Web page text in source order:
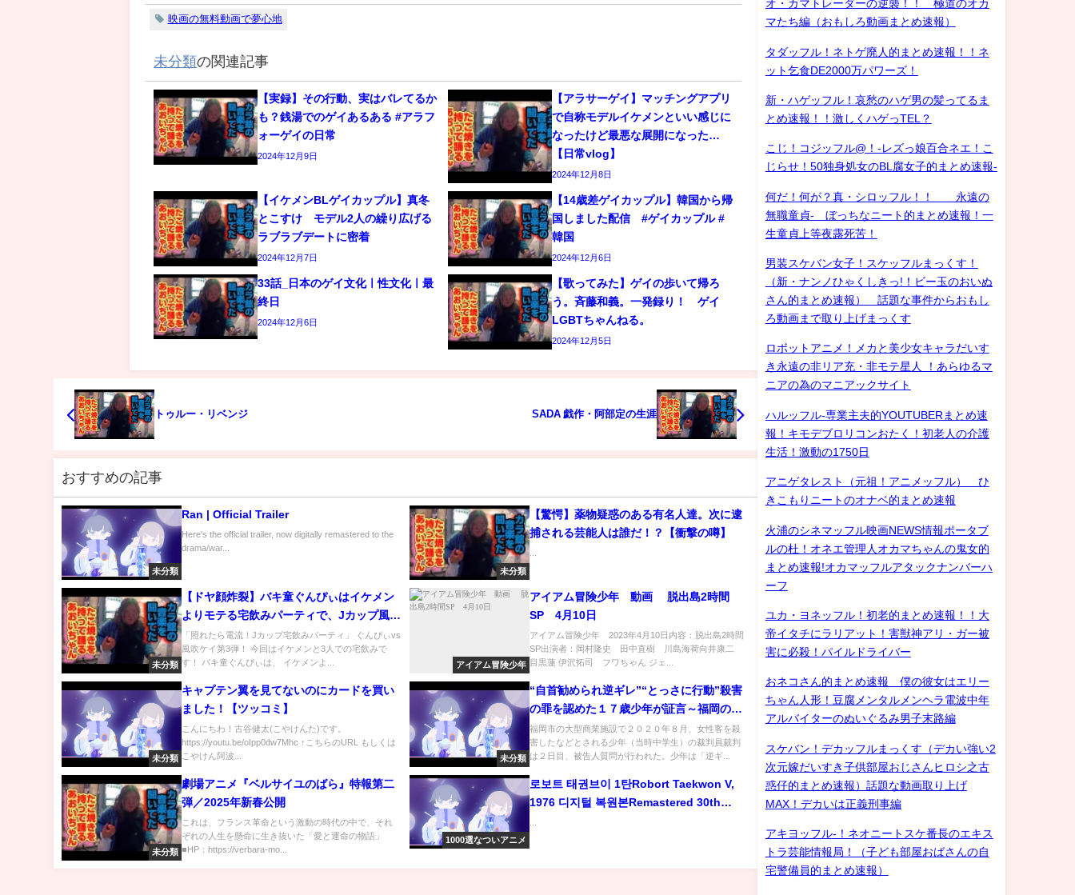
映画の無料動画で夢心地
未分類の関連記事
【実録】その行動、実はバレてるか
も？銭湯でのゲイあるある #アラフ
ォーゲイの日常
2024年12月9日
【アラサーゲイ】マッチングアプリ
で自称モデルイケメンといい感じに
なったけど最悪な展開になった…
【日常vlog】
2024年12月8日
【イケメンBLゲイカップル】真冬
とこすけ モデル2人の繰り広げる
ラブラブデートに密着
2024年12月7日
【14歳差ゲイカップル】韓国から帰
国しました配信 #ゲイカップル #
韓国
2024年12月6日
33話_日本のゲイ文化ㅣ性文化ㅣ最
終日
2024年12月6日
【歌ってみた】ゲイの歩いて帰ろ
う。斉藤和義。一発録り！ ゲイ
LGBTちゃんねる。
2024年12月5日
トゥルー・リベンジ SADA 戯作・阿部定の生涯
おすすめの記事
未分類
Ran | Official Trailer
Here's the official trailer, now digitally remastered to the
drama/war...
未分類
【驚愕】薬物疑惑のある有名人達。次に逮
捕される芸能人は誰だ！？【衝撃の噂】
未分類
【ドヤ顔炸裂】バキ童ぐんぴぃはイケメン
よりモテる宅飲みパーティで、Jカップ風吹
ケイに誘惑されても照れずにいられるか？
「照れたら電流！Jカップ宅飲みパーティ」 ぐんぴぃvs
風吹ケイ第3弾！ 今回はイケメンと3人での宅飲みで
す！ バキ童ぐんぴぃは、 イケメンよ...
アイアム冒険少年
アイアム冒険少年 動画 脱出島2時間
SP 4月10日
アイアム冒険少年 2023年4月10日内容：脱出島2時間
SP出演者：岡村隆史 田中直樹 川島海荷向井康二
目黒蓮 伊沢拓司 フワちゃん ジェ...
未分類
キャプテン翼を見てないのにカードを買い
ました！【ツッコミ】
こんにちわ！古谷健太(こやけんた)です。
https://youtu.be/oIpp0dw7Mhc ↑こちらのURL もしくは
こやけん阿波...
未分類
“自首勧められ逆ギレ”“とっさに行動”殺害
の罪を認めた１７歳少年が証言～福岡の商
業施設で女性客刺殺事件
福岡市の大型商業施設で２０２０年８月、女性客を殺
害したなどとされる少年（当時中学生）の裁判員裁判
は２日目、被告人質問が行われた。少年は「逆ギ...
未分類
劇場アニメ『ベルサイユのばら』特報第二
弾／2025年新春公開
これは、フランス革命という激動の時代の中で、それ
ぞれの人生を懸命に生き抜いた「愛と運命の物語」
■HP：https://verbara-mo...
1000選なついアニメ
로보트 태권브이 1탄Robort Taekwon V,
1976 디지털 복원본Remastered 30th
オ・カマトレーダーの逆襲！！ 極道のオカ
マたち編（おもしろ動画まとめ速報）
タダッフル！ネトゲ廃人的まとめ速報！！ネ
ット乞食DE2000万パワーズ！
新・ハゲッフル！哀愁のハゲ男の髪ってるま
とめ速報！！激しくハゲっTEL？
こじ！コジッフル@！-レズっ娘百合ネエ！こ
じらせ！50独身処女のBL腐女子的まとめ速報-
何だ！何が？真・シロッフル！！ 永遠の
無職童貞- ぼっちなニート的まとめ速報！一
生童貞上等夜露死苦！
男装スケバン女子！スケッフルまっくす！
（新・ナンノひゃくしきっ!！ビー玉のおいぬ
さん的まとめ速報） 話題な事件からおもし
ろ動画まで取り上げまっくす
ロボットアニメ！メカと美少女キャラだいす
き永遠の非リア充・非モテ星人 ！あらゆるマ
ニアの為のマニアックサイト
ハルッフル-専業主夫的YOUTUBERまとめ速
報！キモデブロリコンおたく！初老人の介護
生活！激動の1750日
アニゲタレスト（元祖！アニメッフル） ひ
きこもりニートのオナベ的まとめ速報
火浦のシネマッフル映画NEWS情報ポータブ
ルの杜！オネエ管理人オカマちゃんの鬼女的
まとめ速報!オカマッフルアタックナンバーハ
ーフ
ユカ・ヨネッフル！初老的まとめ速報！！大
帝イタチにラリアット！害獣神アリ・ガー被
害に必殺！パイルドライバー
おネコさん的まとめ速報 僕の彼女はエリー
ちゃん人形！豆腐メンタルメンヘラ電波中年
アルバイターのぬいぐるみ男子末路編
スケバン！デカッフルまっくす（デカい強い2
次元嫁だいすき子供部屋おじさんヒロシ之古
惑仔的まとめ速報）話題な動画取り上げ
MAX！デカいは正義刑事編
アキヨッフル-！ネオニートスケ番長のエキス
トラ芸能情報局！（子ども部屋おばさんの自
宅警備員的まとめ速報）